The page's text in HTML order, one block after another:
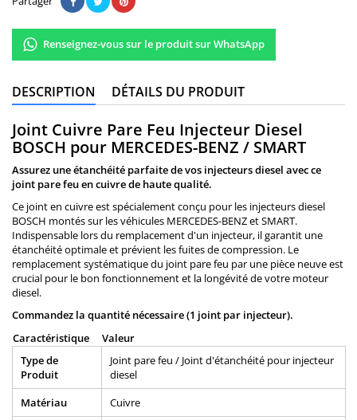
Renseignez-vous sur le produit sur WhatsApp
DESCRIPTION DÉTAILS DU PRODUIT
Joint Cuivre Pare Feu Injecteur Diesel
BOSCH pour MERCEDES-BENZ / SMART
Assurez une étanchéité parfaite de vos injecteurs diesel avec ce
joint pare feu en cuivre de haute qualité.
Ce joint en cuivre est spécialement conçu pour les injecteurs diesel
BOSCH montés sur les véhicules MERCEDES-BENZ et SMART.
Indispensable lors du remplacement d'un injecteur, il garantit une
étanchéité optimale et prévient les fuites de compression. Le
remplacement systématique du joint pare feu par une pièce neuve est
crucial pour le bon fonctionnement et la longévité de votre moteur
diesel.
Commandez la quantité nécessaire (1 joint par injecteur).
Caractéristique
Valeur
Type de
Produit
Joint pare feu / Joint d'étanchéité pour injecteur
diesel
Matériau
Cuivre